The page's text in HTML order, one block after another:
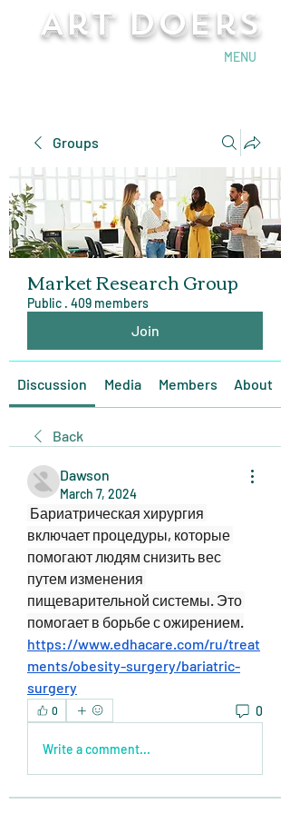
Art Doers
MENU
Groups
Market Research Group
Public · 409 members
Join
Discussion Media Members About
Back
Dawson
March 7, 2024
Бариатрическая хирургия
включает процедуры, которые
помогают людям снизить вес
путем изменения
пищеварительной системы. Это
помогает в борьбе с ожирением.
https://www.edhacare.com/ru/treat
ments/obesity-surgery/bariatric-
surgery
0 0
Write a comment...